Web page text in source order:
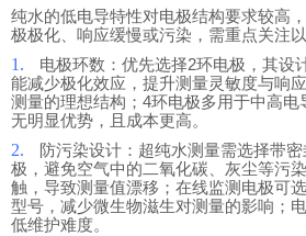
纯水的低电导特性对电极结构要求较高
极极化、响应缓慢或污染，需重点关注以
1.
电极环数：优先选择2环电极，其设
能减少极化效应，提升测量灵敏度与响
测量的理想结构；4环电极多用于中高
无明显优势，且成本更高。
2.
防污染设计：超纯水测量需选择带
极，避免空气中的二氧化碳、灰尘等污
触，导致测量值漂移；在线监测电极可
型号，减少微生物滋生对测量的影响；
低维护难度。